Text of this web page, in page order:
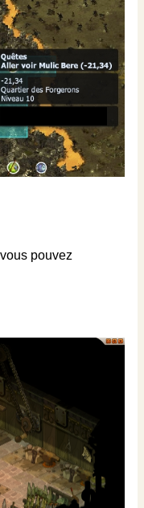
pouvez